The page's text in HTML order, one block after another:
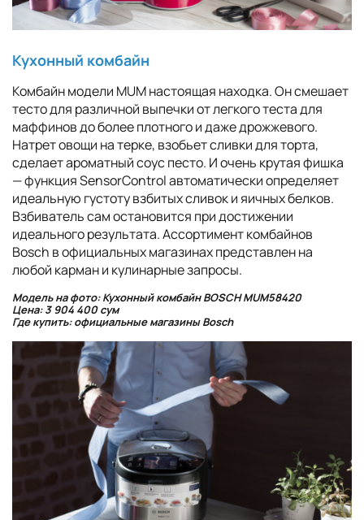
Кухонный комбайн
Комбайн модели MUM настоящая находка. Он смешает
тесто для различной выпечки от легкого теста для
маффинов до более плотного и даже дрожжевого.
Натрет овощи на терке, взобьет сливки для торта,
сделает ароматный соус песто. И очень крутая фишка
— функция SensorControl автоматически определяет
идеальную густоту взбитых сливок и яичных белков.
Взбиватель сам остановится при достижении
идеального результата. Ассортимент комбайнов
Bosch в официальных магазинах представлен на
любой карман и кулинарные запросы.
Модель на фото: Кухонный комбайн BOSCH MUM58420
Цена: 3 904 400 сум
Где купить: официальные магазины Bosch